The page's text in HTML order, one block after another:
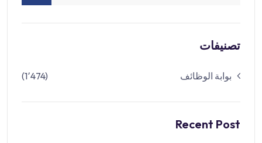
تصنيفات
بوابة الوظائف (1٬474)
Recent Post